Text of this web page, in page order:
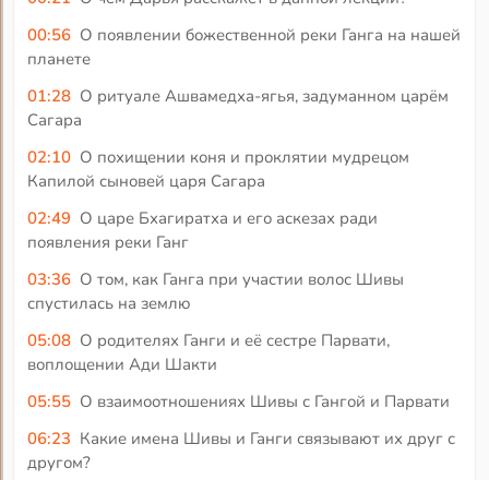
00:56 О появлении божественной реки Ганга на нашей
планете
01:28 О ритуале Ашвамедха-ягья, задуманном царём
Сагара
02:10 О похищении коня и проклятии мудрецом
Капилой сыновей царя Сагара
02:49 О царе Бхагиратха и его аскезах ради
появления реки Ганг
03:36 О том, как Ганга при участии волос Шивы
спустилась на землю
05:08 О родителях Ганги и её сестре Парвати,
воплощении Ади Шакти
05:55 О взаимоотношениях Шивы с Гангой и Парвати
06:23 Какие имена Шивы и Ганги связывают их друг с
другом?